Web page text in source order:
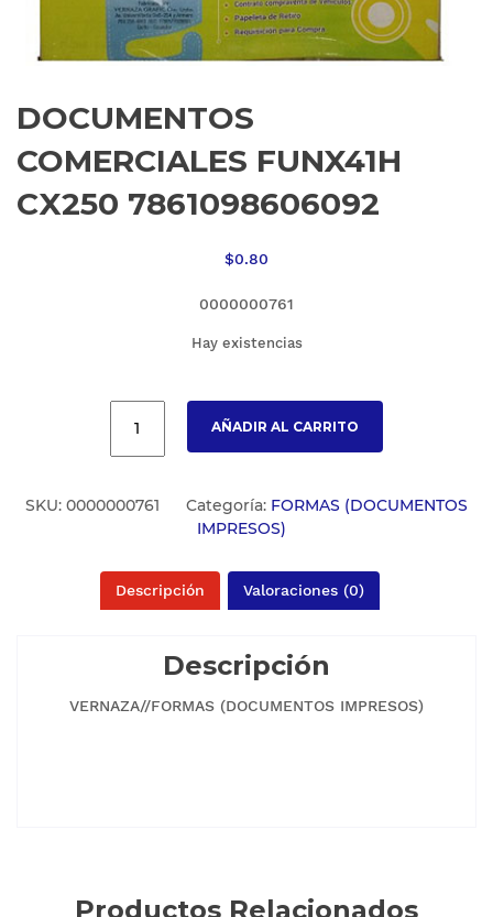
DOCUMENTOS
COMERCIALES FUNX41H
CX250 7861098606092
$0.80
0000000761
Hay existencias
AÑADIR AL CARRITO
SKU: 0000000761 Categoría: FORMAS (DOCUMENTOS
IMPRESOS)
Descripción Valoraciones (0)
Descripción
VERNAZA//FORMAS (DOCUMENTOS IMPRESOS)
Productos Relacionados